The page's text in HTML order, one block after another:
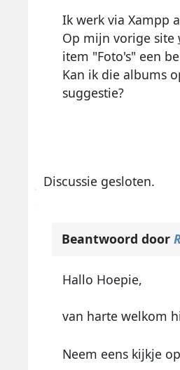
Ik werk via Xampp
Op mijn vorige site
item "Foto's" een
Kan ik die albums
suggestie?
Discussie gesloten.
Beantwoord door
Hallo Hoepie,
van harte welkom
Neem eens kijkje